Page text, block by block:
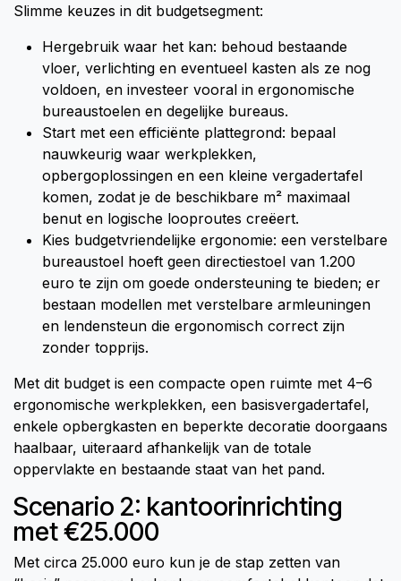
Slimme keuzes in dit budgetsegment:
Hergebruik waar het kan: behoud bestaande
vloer, verlichting en eventueel kasten als ze nog
voldoen, en investeer vooral in ergonomische
bureaustoelen en degelijke bureaus.
Start met een efficiënte plattegrond: bepaal
nauwkeurig waar werkplekken,
opbergoplossingen en een kleine vergadertafel
komen, zodat je de beschikbare m² maximaal
benut en logische looproutes creëert.
Kies budgetvriendelijke ergonomie: een verstelbare
bureaustoel hoeft geen directiestoel van 1.200
euro te zijn om goede ondersteuning te bieden; er
bestaan modellen met verstelbare armleuningen
en lendensteun die ergonomisch correct zijn
zonder topprijs.
Met dit budget is een compacte open ruimte met 4–6
ergonomische werkplekken, een basisvergadertafel,
enkele opbergkasten en beperkte decoratie doorgaans
haalbaar, uiteraard afhankelijk van de totale
oppervlakte en bestaande staat van het pand.
Scenario 2: kantoorinrichting
met €25.000
Met circa 25.000 euro kun je de stap zetten van